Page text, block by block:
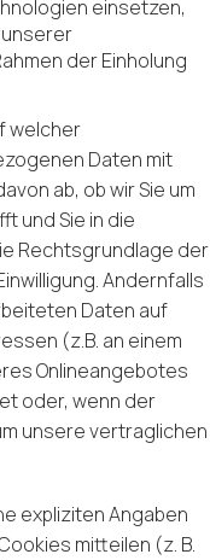
einsetzen,
der Einholung
welcher
Daten mit
ab, ob wir Sie um
und Sie in die
Rechtsgrundlage der
Andernfalls
Daten auf
(z.B. an einem
Onlineangebotes
oder, wenn der
unsere vertraglichen
expliziten Angaben
mitteilen (z. B.